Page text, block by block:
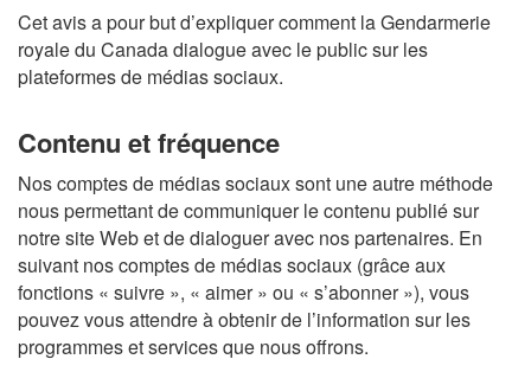
Cet avis a pour but d’expliquer comment la Gendarmerie
royale du Canada dialogue avec le public sur les
plateformes de médias sociaux.
Contenu et fréquence
Nos comptes de médias sociaux sont une autre méthode
nous permettant de communiquer le contenu publié sur
notre site Web et de dialoguer avec nos partenaires. En
suivant nos comptes de médias sociaux (grâce aux
fonctions « suivre », « aimer » ou « s’abonner »), vous
pouvez vous attendre à obtenir de l’information sur les
programmes et services que nous offrons.